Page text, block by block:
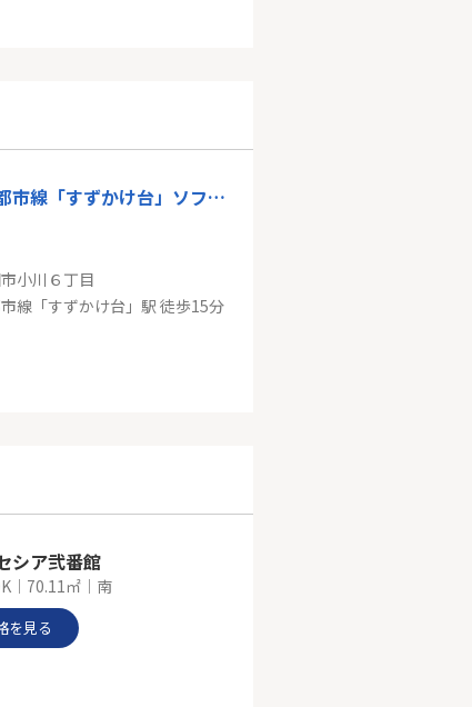
東急田園都市線「すずかけ台」ソフィアすずかけ台ソルフェージュ
小川６丁目
線「すずかけ台」駅 徒歩15分
シア弐番館
｜70.11㎡｜南
を見る